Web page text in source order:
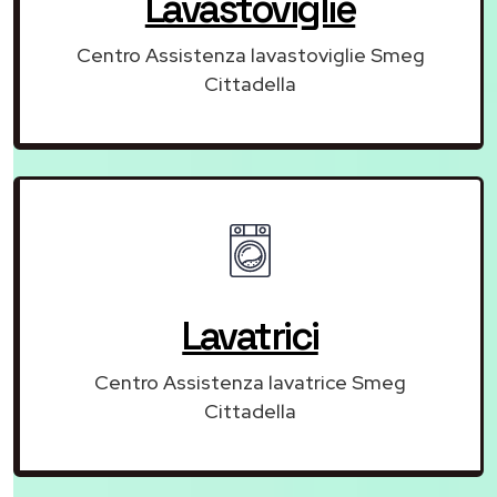
Centro Assistenza lavastoviglie Smeg
Cittadella
Lavatrici
Centro Assistenza lavatrice Smeg
Cittadella